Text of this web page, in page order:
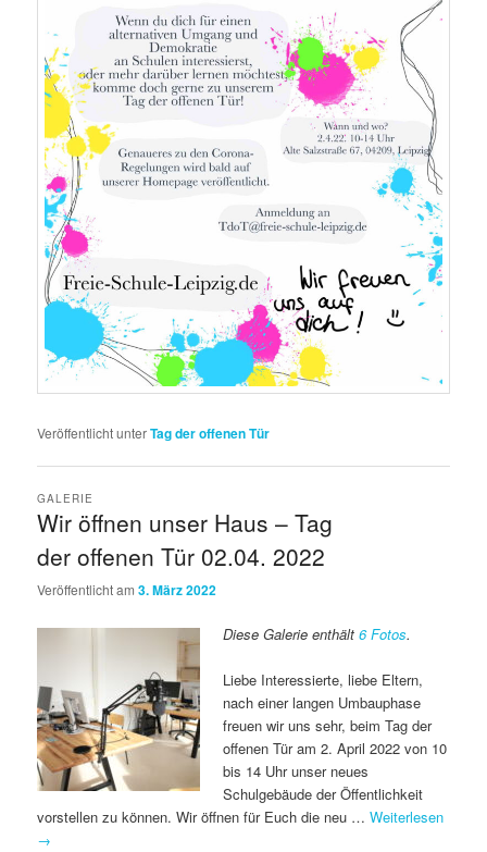
Veröffentlicht unterTag der offenen Tür
Wir öffnen unser Haus – Tag
der offenen Tür 02.04. 2022
GALERIE
Veröffentlicht am3. März 2022
Diese Galerie enthält6 Fotos.
Liebe Interessierte, liebe Eltern,
nach einer langen Umbauphase
freuen wir uns sehr, beim Tag der
offenen Tür am 2. April 2022 von 10
bis 14 Uhr unser neues
Schulgebäude der Öffentlichkeit
vorstellen zu können. Wir öffnen für Euch die neu …Weiterlesen
→